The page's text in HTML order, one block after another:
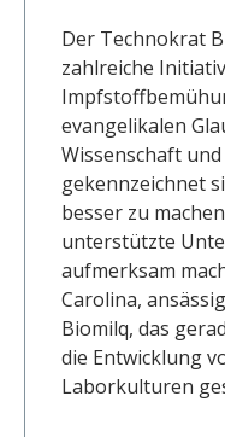
Der Technokrat
zahlreiche
evangelikalen
Wissenschaft
gekennzeichnet
besser zu
unterstützte
aufmerksam
Carolina,
Biomilq, das
die Entwicklung
Laborkulturen